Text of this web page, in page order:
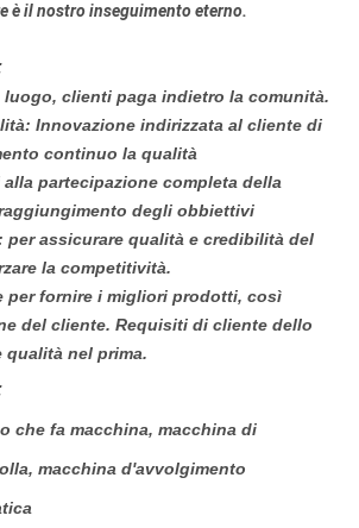
è il nostro inseguimento eterno.
clienti paga indietro la comunità.
Innovazione indirizzata al cliente di
continuo la qualità
partecipazione completa della
degli obbiettivi
assicurare qualità e credibilità del
la competitività.
per fornire i migliori prodotti, così
del cliente. Requisiti di cliente dello
nel prima.
che fa macchina, macchina di
macchina d'avvolgimento